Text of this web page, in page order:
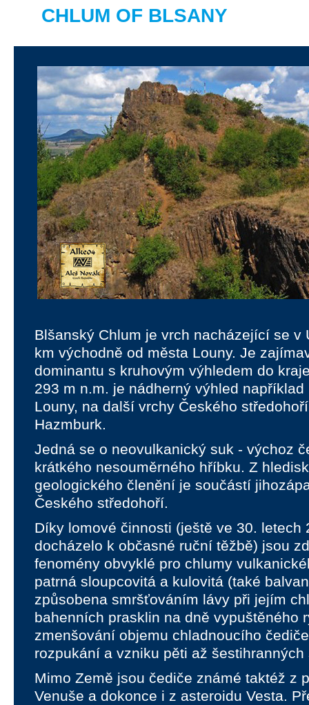
CHLUM OF BLSANY
Blšanský Chlum je vrch nacházející se v
km východně od města Louny. Je
dominantu s kruhovým výhledem do
293 m n.m. je nádherný výhled
Louny, na další vrchy Českého
Hazmburk.
Jedná se o neovulkanický suk - výchoz
krátkého nesouměrného hříbku. Z
geologického členění je součástí
Českého středohoří.
Díky lomové činnosti (ještě ve 30. letech
docházelo k občasné ruční těžbě) jsou
fenomény obvyklé pro chlumy
patrná sloupcovitá a kulovitá (také
způsobena smršťováním lávy při jejím
bahenních prasklin na dně vypuštěného
zmenšování objemu chladnoucího
rozpukání a vzniku pěti až šestihranných
Mimo Země jsou čediče známé taktéž z
Venuše a dokonce i z asteroidu Vesta.